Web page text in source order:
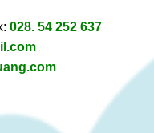
028. 54 252 637